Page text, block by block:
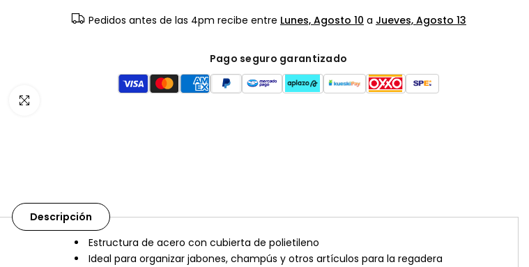
Haz clic para ampliar
Pedidos antes de las 4pm recibe entre Lunes, Agosto 10 a Jueves, Agosto 13
Pago seguro garantizado
Descripción
Estructura de acero con cubierta de polietileno
Ideal para organizar jabones, champús y otros artículos para la regadera